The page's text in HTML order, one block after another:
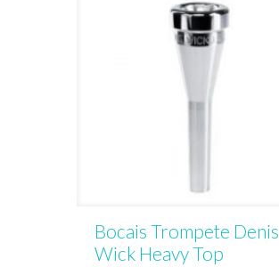
Bocais Trompete Denis
Wick Heavy Top